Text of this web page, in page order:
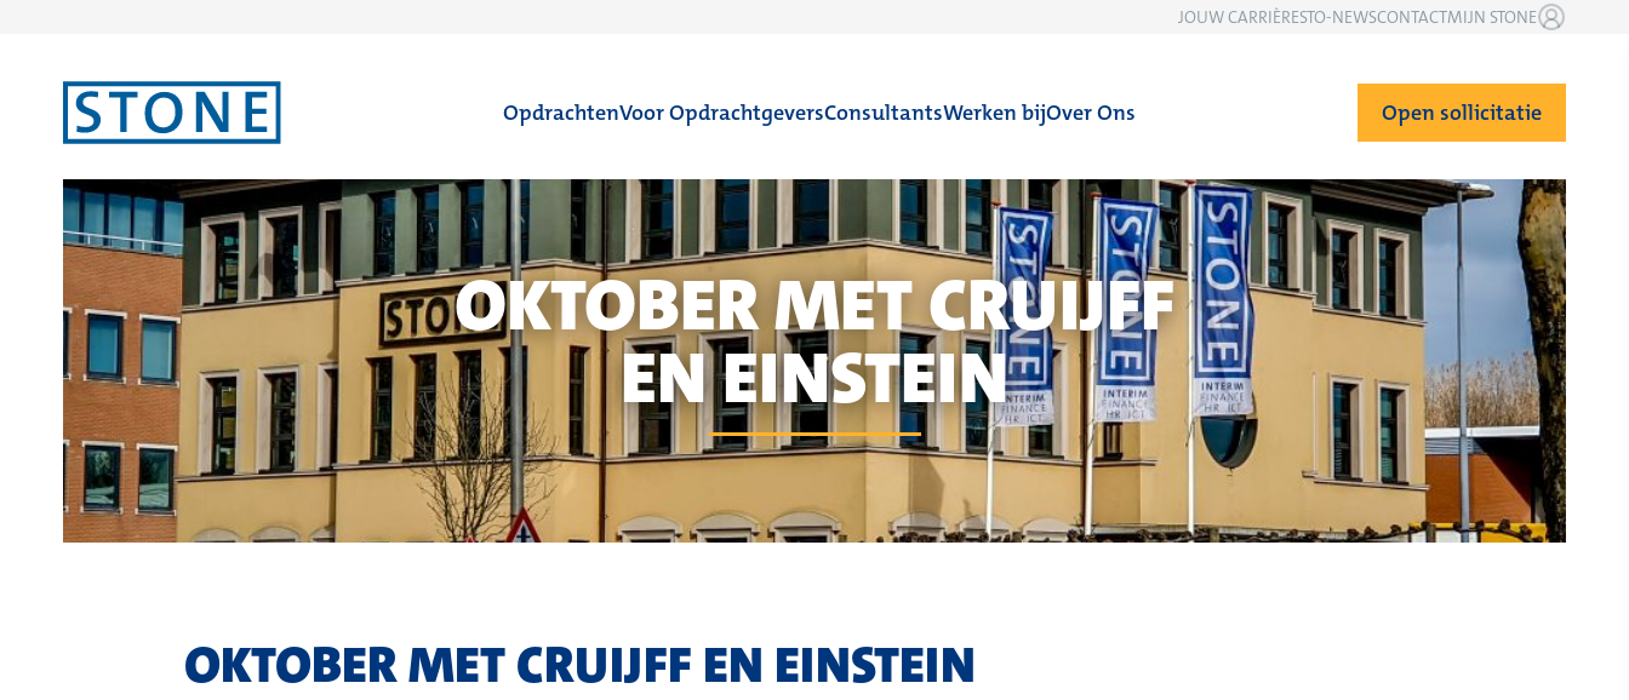
JOUW CARRIÈRESTO-NEWSCONTACTMIJN STONE
Ga
naar
OpdrachtenVoor OpdrachtgeversConsultantsWerken bijOver Ons Open sollicitatie
OKTOBER MET CRUIJFF
EN EINSTEIN
OKTOBER MET CRUIJFF EN EINSTEIN